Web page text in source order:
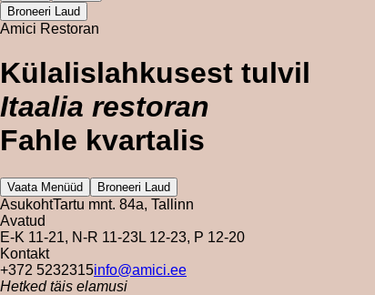
Broneeri Laud
Amici Restoran
Külalislahkusest tulvil
Itaalia restoran
Fahle kvartalis
Vaata Menüüd Broneeri Laud
AsukohtTartu mnt. 84a, Tallinn
Avatud
E-K 11-21, N-R 11-23L 12-23, P 12-20
Kontakt
+372 5232315info@amici.ee
Hetked täis elamusi